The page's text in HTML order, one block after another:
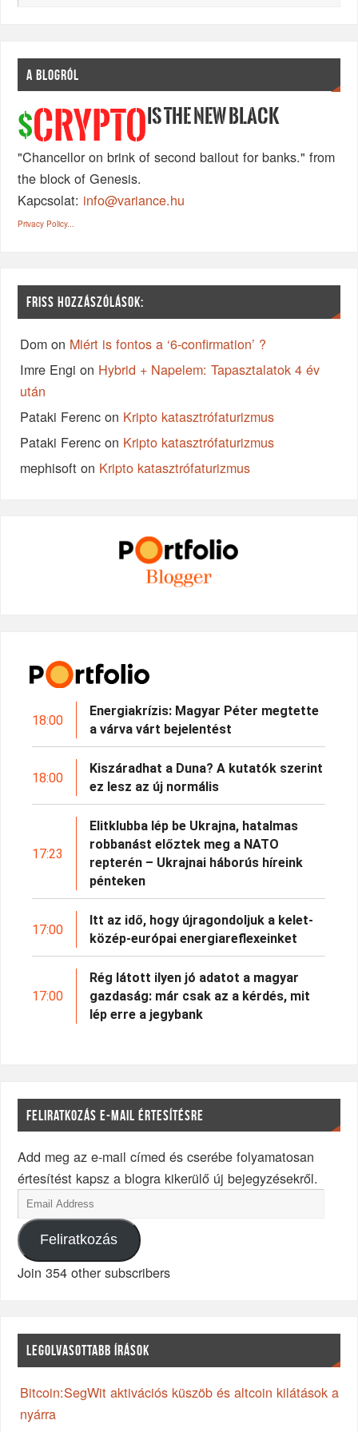
A BLOGRÓL
$CRYPTO IS THE NEW BLACK
"Chancellor on brink of second bailout for banks." from
the block of Genesis.
Kapcsolat: info@variance.hu
Privacy Policy...
FRISS HOZZÁSZÓLÁSOK:
Dom on Miért is fontos a ‘6-confirmation’ ?
Imre Engi on Hybrid + Napelem: Tapasztalatok 4 év
után
Pataki Ferenc on Kripto katasztrófaturizmus
Pataki Ferenc on Kripto katasztrófaturizmus
mephisoft on Kripto katasztrófaturizmus
18:00
Energiakrízis: Magyar Péter megtette
a várva várt bejelentést
18:00
Kiszáradhat a Duna? A kutatók szerint
ez lesz az új normális
17:23
Elitklubba lép be Ukrajna, hatalmas
robbanást előztek meg a NATO
repterén – Ukrajnai háborús híreink
pénteken
17:00
Itt az idő, hogy újragondoljuk a kelet-
közép-európai energiareflexeinket
17:00
Rég látott ilyen jó adatot a magyar
gazdaság: már csak az a kérdés, mit
lép erre a jegybank
FELIRATKOZÁS E-MAIL ÉRTESÍTÉSRE
Add meg az e-mail címed és cserébe folyamatosan
értesítést kapsz a blogra kikerülő új bejegyzésekről.
Feliratkozás
Join 354 other subscribers
LEGOLVASOTTABB ÍRÁSOK
Bitcoin:SegWit aktivációs küszöb és altcoin kilátások a
nyárra